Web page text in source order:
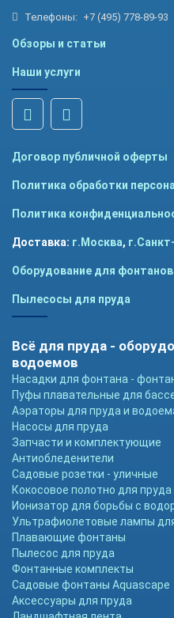
Телефоны: +7 (495) 778-89-93
Обзоры и статьи
Наши услуги
Договор публичной оферты
Политика обработки
Политика
Доставка: г.Москва,
Оборудование для фонтанов
Пылесосы для пруда
Всё для пруда -
водоемов
Насадки для фонтана -
Пуфы плавательные для
Аэраторы для пруда и
Насосы для пруда
Запчасти и комплектующие
Антиобледенители
Садовые розетки - уличные
Кокосовое полотно для пруда
Ионизатор для борьбы с
Ультрафиолетовые лампы
Плавающие фонтаны
Пылесос для пруда
Фонтанные комплекты
Садовые фонтаны Aquascape
Аксессуары для пруда